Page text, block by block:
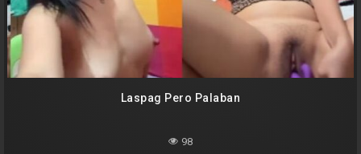
Laspag Pero Palaban
98